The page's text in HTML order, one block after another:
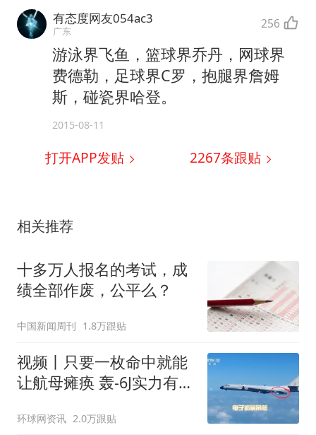
有态度网友054ac3
广东 256
游泳界飞鱼，篮球界乔丹，网球界
费德勒，足球界C罗，抱腿界詹姆
斯，碰瓷界哈登。
2015-08-11
打开APP发贴 2267条跟贴
相关推荐
十多万人报名的考试，成
绩全部作废，公平么？
中国新闻周刊 1.8万跟贴
视频丨只要一枚命中就能
让航母瘫痪 轰-6J实力有多
环球网资讯 2.0万跟贴